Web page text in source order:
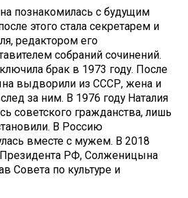
познакомилась с будущим
этого стала секретарем и
редактором его
собраний сочинений.
брак в 1973 году. После
выдворили из СССР, жена и
за ним. В 1976 году Наталия
советского гражданства, лишь
В Россию
вместе с мужем. В 2018
Президента РФ, Солженицына
Совета по культуре и